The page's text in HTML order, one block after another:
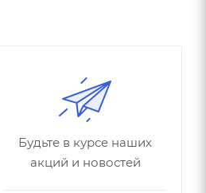
Будьте в курсе наших
акций и новостей